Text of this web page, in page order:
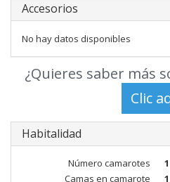
Accesorios
No hay datos disponibles
¿Quieres saber más
Habitalidad
Número camarotes
1
Camas en camarote
1